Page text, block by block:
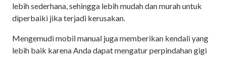
lebih sederhana, sehingga lebih mudah dan murah untuk
diperbaiki jika terjadi kerusakan.
Mengemudi mobil manual juga memberikan kendali yang
lebih baik karena Anda dapat mengatur perpindahan gigi